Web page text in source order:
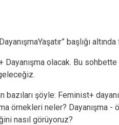
başlığı
olacak. Bu sohbette
şöyle: Feminist+
örnekleri neler? Dayanışma
nasıl görüyoruz?